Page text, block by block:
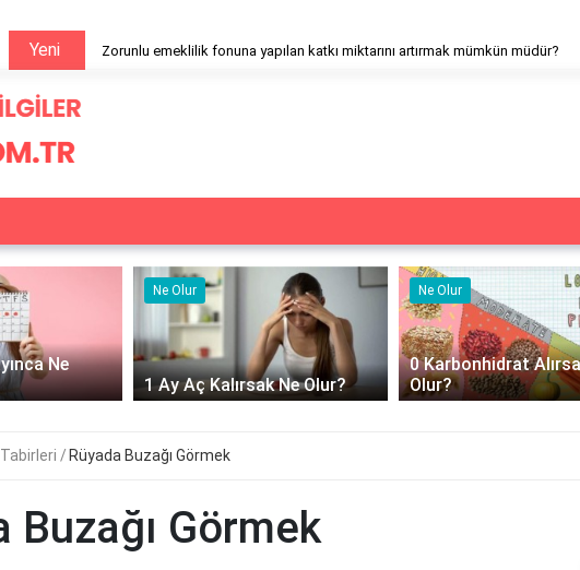
Yeni Zorunlu emeklilik fonuna yapılan katkı miktarını artırmak mümkün müdür?
Ne Olur?
Ne Olur
0 Karbonhidrat Alırsak Ne
Olur?
Ne İşe Yarar
500 cc izotonik
yarar?
Rüyada Buzağı Görmek
Buzağı Görmek